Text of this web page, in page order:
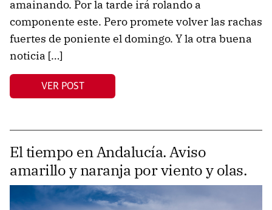
amainando. Por la tarde irá rolando a
componente este. Pero promete volver las rachas
fuertes de poniente el domingo. Y la otra buena
noticia […]
VER POST
El tiempo en Andalucía. Aviso
amarillo y naranja por viento y olas.